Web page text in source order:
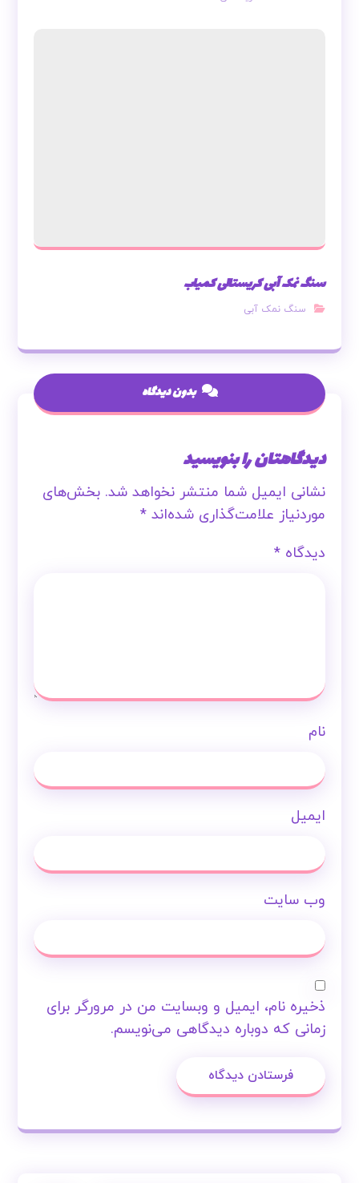
سنگ نمک آبی کریستالی کمیاب
سنگ نمک آبی
بدون دیدگاه
دیدگاهتان را بنویسید
نشانی ایمیل شما منتشر نخواهد شد. بخش‌های
موردنیاز علامت‌گذاری شده‌اند*
دیدگاه*
نام
ایمیل
وب‌ سایت
ذخیره نام، ایمیل و وبسایت من در مرورگر برای
زمانی که دوباره دیدگاهی می‌نویسم.
فرستادن دیدگاه